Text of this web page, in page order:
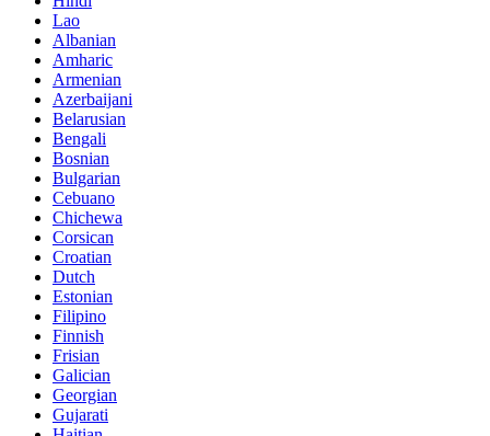
Lao
Albanian
Amharic
Armenian
Azerbaijani
Belarusian
Bengali
Bosnian
Bulgarian
Cebuano
Chichewa
Corsican
Croatian
Dutch
Estonian
Filipino
Finnish
Frisian
Galician
Georgian
Gujarati